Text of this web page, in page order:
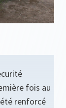
fois au
renforcé